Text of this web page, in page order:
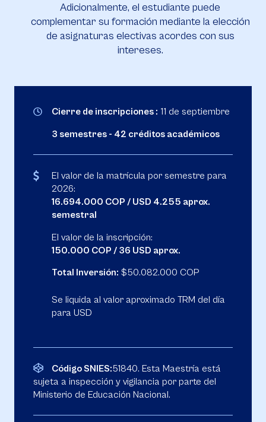
Adicionalmente, el estudiante puede
complementar su formación mediante la elección
de asignaturas electivas acordes con sus
intereses.
Cierre de inscripciones : 11 de septiembre
3 semestres - 42 créditos académicos
El valor de la matrícula por semestre para
2026:
16.694.000 COP / USD 4.255 aprox.
semestral
El valor de la inscripción:
150.000 COP / 36 USD aprox.
Total Inversión: $50.082.000 COP
Se liquida al valor aproximado TRM del día
para USD
Código SNIES:51840. Esta Maestría está
sujeta a inspección y vigilancia por parte del
Ministerio de Educación Nacional.